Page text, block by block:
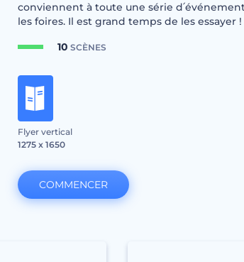
conviennent à toute une série
les foires. Il est grand temps de les essayer !
10 SCÈNES
Flyer vertical
1275 x 1650
COMMENCER